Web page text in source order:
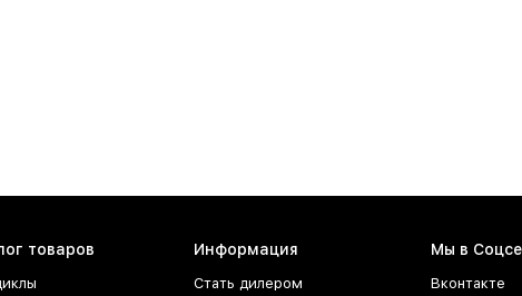
товаров Информация
Стать дилером
Мы в
Вконтакте